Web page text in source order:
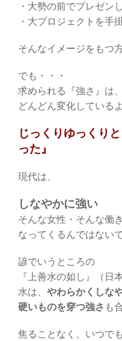
・大勢の前でプレゼン
・大プロジェクトを手
そんなイメージをもつ
でも・・・
求められる『強さ』は、
どんどん変化している
じっくりゆっくり
った』
現代は、
しなやかに強い
そんな女性・そんな働
なってくるんではない
諺でいうところの
『上善水の如し』（日
水は、 やわらかくしな
硬いものを穿つ強さ も
焦ることなく、いつで